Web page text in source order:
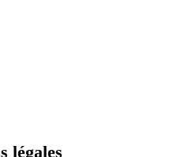
légales